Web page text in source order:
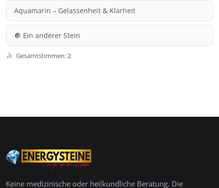
Aquamarin – Gelassenheit & Klarheit
🔘 Ein anderer Stein
Gesamtstimmen: 2
Keine medizinische oder heilkundliche Beratung. Die